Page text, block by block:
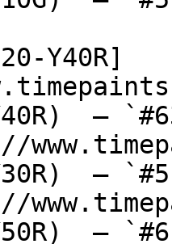
Y40R]
Y40R)  —
Y30R)  —
Y50R)  —